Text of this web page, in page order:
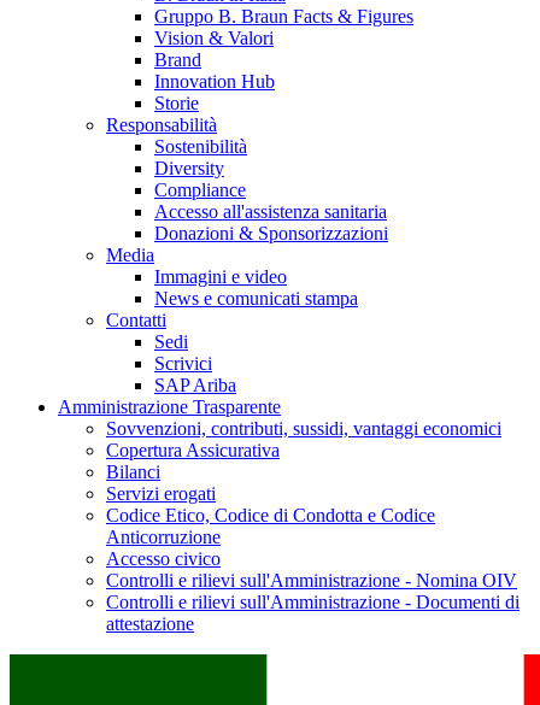
Gruppo B. Braun Facts & Figures
Vision & Valori
Brand
Innovation Hub
Storie
Responsabilità
Sostenibilità
Diversity
Compliance
Accesso all'assistenza sanitaria
Donazioni & Sponsorizzazioni
Media
Immagini e video
News e comunicati stampa
Contatti
Sedi
Scrivici
SAP Ariba
Amministrazione Trasparente
Sovvenzioni, contributi, sussidi, vantaggi economici
Copertura Assicurativa
Bilanci
Servizi erogati
Codice Etico, Codice di Condotta e Codice
Anticorruzione
Accesso civico
Controlli e rilievi sull'Amministrazione - Nomina OIV
Controlli e rilievi sull'Amministrazione - Documenti di
attestazione